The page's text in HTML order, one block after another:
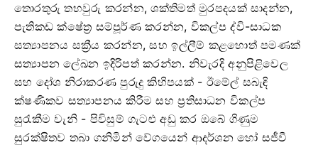
තොරතුරු තහවුරු කරන්න, ශක්තිමත් මුරපදයක් සාදන්න,
පැතිකඩ ක්ෂේත්‍ර සම්පූර්ණ කරන්න, විකල්ප ද්වි-සාධක
සත්‍යාපනය සක්‍රීය කරන්න, සහ ඉල්ලීම් කළහොත් පමණක්
සත්‍යාපන ලේඛන ඉදිරිපත් කරන්න. නිවැරදි අනුපිළිවෙල
සහ දෝශ නිරාකරණ පුරුදු කිහිපයක් - ඊමේල් සබැඳි
ක්ෂණිකව සත්‍යාපනය කිරීම සහ ප්‍රතිසාධන විකල්ප
සුරැකීම වැනි - පිවිසුම් ගැටළු අඩු කර ඔබේ ගිණුම
සුරක්ෂිතව තබා ගනිමින් වේගයෙන් ආදර්ශන හෝ සජීවී